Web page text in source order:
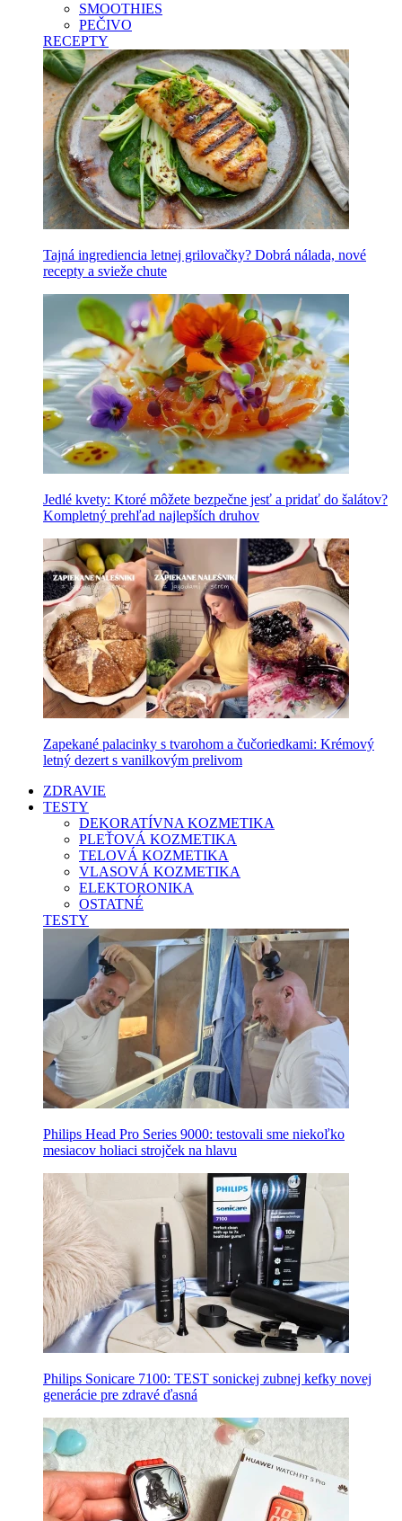
SMOOTHIES
PEČIVO
RECEPTY
Tajná ingrediencia letnej grilovačky? Dobrá nálada, nové
recepty a svieže chute
Jedlé kvety: Ktoré môžete bezpečne jesť a pridať do šalátov?
Kompletný prehľad najlepších druhov
Zapekané palacinky s tvarohom a čučoriedkami: Krémový
letný dezert s vanilkovým prelivom
ZDRAVIE
TESTY
DEKORATÍVNA KOZMETIKA
PLEŤOVÁ KOZMETIKA
TELOVÁ KOZMETIKA
VLASOVÁ KOZMETIKA
ELEKTORONIKA
OSTATNÉ
TESTY
Philips Head Pro Series 9000: testovali sme niekoľko
mesiacov holiaci strojček na hlavu
Philips Sonicare 7100: TEST sonickej zubnej kefky novej
generácie pre zdravé ďasná